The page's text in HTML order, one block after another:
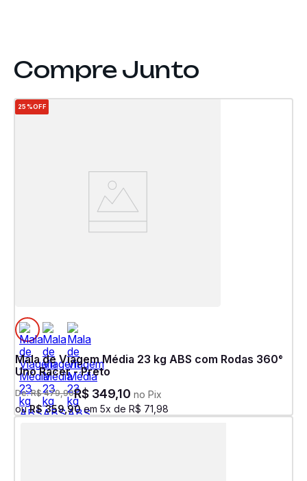
25%OFF
Mala de Viagem Média 23 kg ABS com Rodas 360°
Uno Racer - Preto
De:R$ 479,90R$ 349,10 no Pix
ouR$ 359,90em 5x de R$ 71 98